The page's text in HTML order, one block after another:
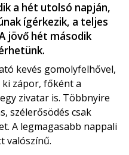
a hét utolsó napján,
ígérkezik, a teljes
jövő hét második
kevés gomolyfelhővel,
zápor, főként a
zivatar is. Többnyire
szélerősödés csak
A legmagasabb nappali
valószínű.